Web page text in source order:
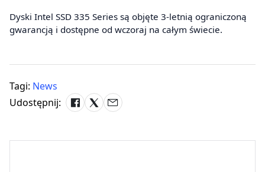
Dyski Intel SSD 335 Series są objęte 3-letnią ograniczoną
gwarancją i dostępne od wczoraj na całym świecie.
Tagi: News
Udostępnij: